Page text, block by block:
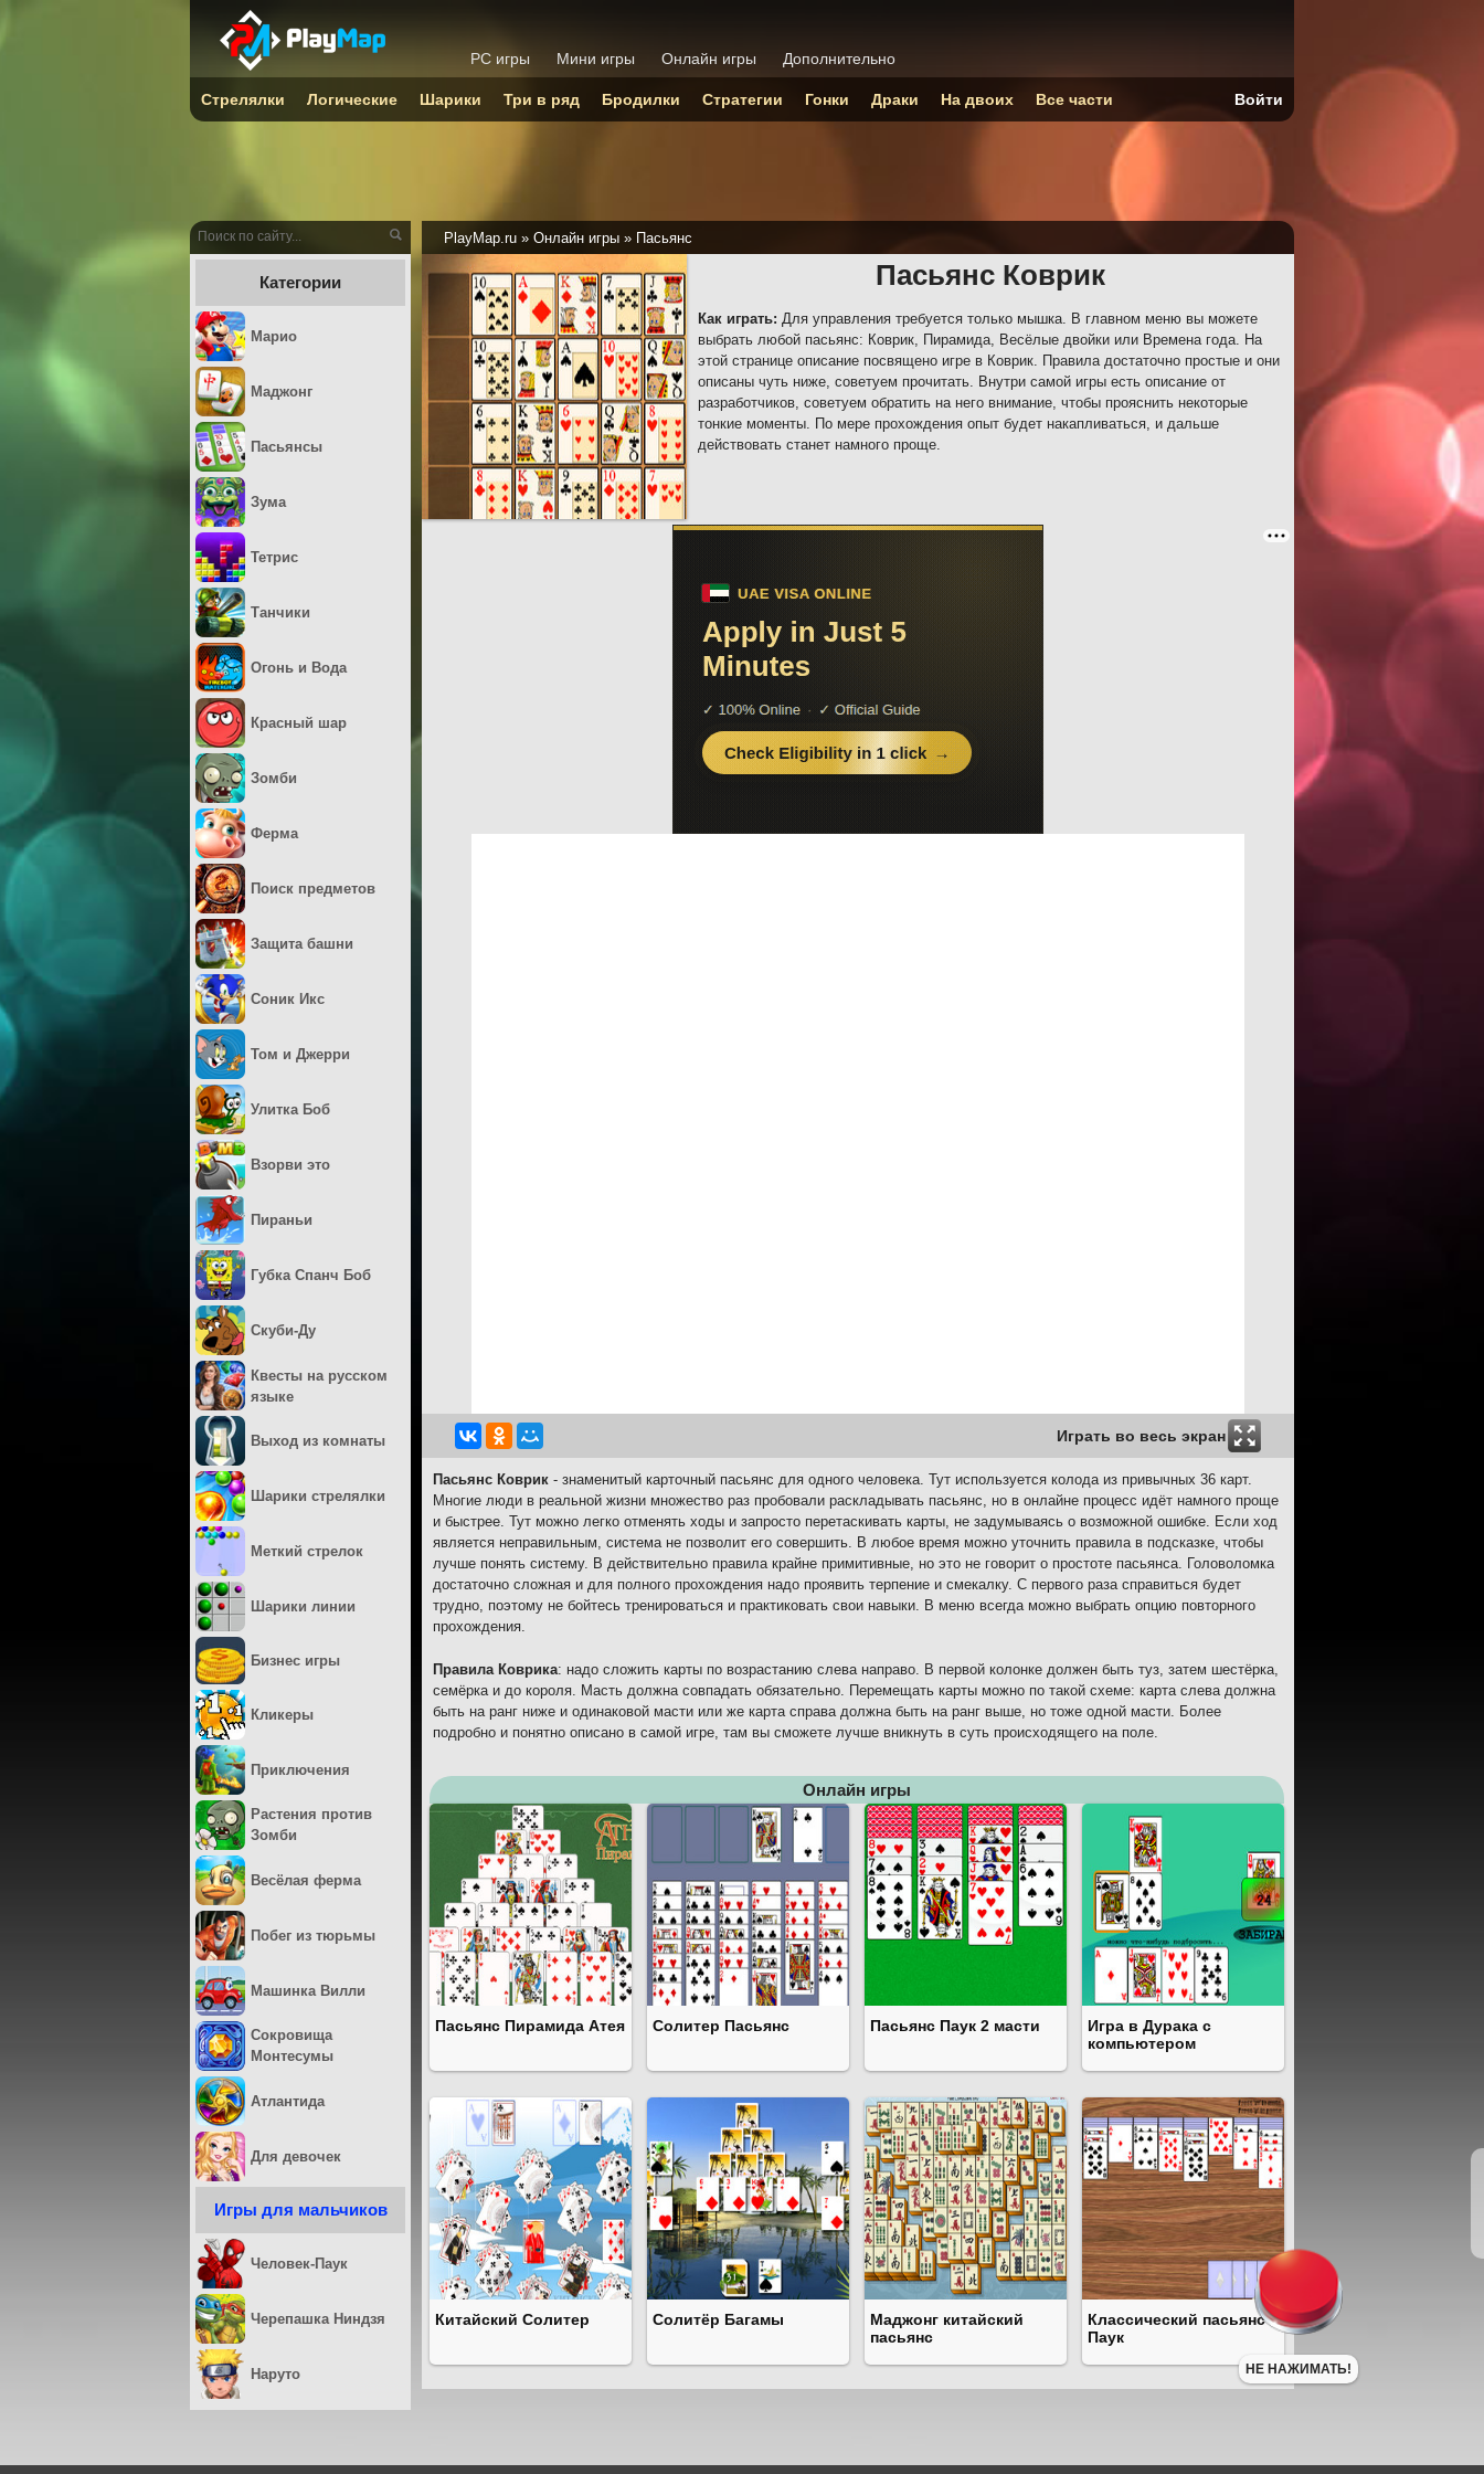
PlayMap.ru » Онлайн игры » Пасьянс
Пасьянс Коврик
Как играть: Для управления требуется только мышка. В главном меню вы можете
выбрать любой пасьянс: Коврик, Пирамида, Весёлые двойки или Времена года. На
этой странице описание посвящено игре в Коврик. Правила достаточно простые и они
описаны чуть ниже, советуем прочитать. Внутри самой игры есть описание от
разработчиков, советуем обратить на него внимание, чтобы прояснить некоторые
тонкие моменты. По мере прохождения опыт будет накапливаться, и дальше
действовать станет намного проще.
Играть во весь экран
Пасьянс Коврик - знаменитый карточный пасьянс для одного человека. Тут используется колода из привычных 36 карт.
Многие люди в реальной жизни множество раз пробовали раскладывать пасьянс, но в онлайне процесс идёт намного проще
и быстрее. Тут можно легко отменять ходы и запросто перетаскивать карты, не задумываясь о возможной ошибке. Если ход
является неправильным, система не позволит его совершить. В любое время можно уточнить правила в подсказке, чтобы
лучше понять систему. В действительно правила крайне примитивные, но это не говорит о простоте пасьянса. Головоломка
достаточно сложная и для полного прохождения надо проявить терпение и смекалку. С первого раза справиться будет
трудно, поэтому не бойтесь тренироваться и практиковать свои навыки. В меню всегда можно выбрать опцию повторного
прохождения.
Правила Коврика: надо сложить карты по возрастанию слева направо. В первой колонке должен быть туз, затем шестёрка,
семёрка и до короля. Масть должна совпадать обязательно. Перемещать карты можно по такой схеме: карта слева должна
быть на ранг ниже и одинаковой масти или же карта справа должна быть на ранг выше, но тоже одной масти. Более
подробно и понятно описано в самой игре, там вы сможете лучше вникнуть в суть происходящего на поле.
Онлайн игры
Пасьянс Пирамида Атея Солитер Пасьянс Пасьянс Паук 2 масти
Игра в Дурака с
компьютером
Китайский Солитер Солитёр Багамы
Маджонг китайский
пасьянс
Классический пасьянс
Паук
Категории
Марио
Маджонг
Пасьянсы
Зума
Тетрис
Танчики
Огонь и Вода
Красный шар
Зомби
Ферма
Поиск предметов
Защита башни
Соник Икс
Том и Джерри
Улитка Боб
Взорви это
Пираньи
Губка Спанч Боб
Скуби-Ду
Квесты на русском
языке
Выход из комнаты
Шарики стрелялки
Меткий стрелок
Шарики линии
Бизнес игры
Кликеры
Приключения
Растения против
Зомби
Весёлая ферма
Побег из тюрьмы
Машинка Вилли
Сокровища
Монтесумы
Атлантида
Для девочек
Игры для мальчиков
Человек-Паук
Черепашка Ниндзя
Наруто
PC игры Мини игры Онлайн игры Дополнительно
Стрелялки Логические Шарики Три в ряд Бродилки Стратегии Гонки Драки На двоих Все части Войти
НЕ НАЖИМАТЬ!